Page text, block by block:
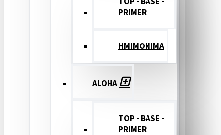
PRIMER
ΗΜΙΜΟΝΙΜΑ
ALOHA
TOP - BASE -
PRIMER